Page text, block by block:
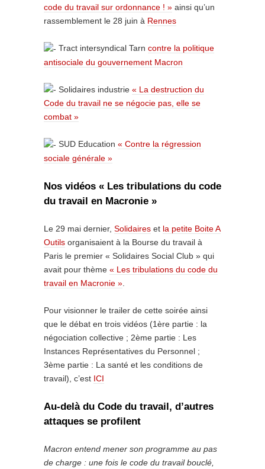
code du travail sur ordonnance ! » ainsi qu’un
rassemblement le 28 juin à Rennes
Tract intersyndical Tarn contre la politique
antisociale du gouvernement Macron
Solidaires industrie « La destruction du
Code du travail ne se négocie pas, elle se
combat »
SUD Education « Contre la régression
sociale générale »
Nos vidéos « Les tribulations du code
du travail en Macronie »
Le 29 mai dernier, Solidaires et la petite Boite A
Outils organisaient à la Bourse du travail à
Paris le premier « Solidaires Social Club » qui
avait pour thème « Les tribulations du code du
travail en Macronie »
Pour visionner le trailer de cette soirée ainsi
que le débat en trois vidéos (1ère partie : la
négociation collective ; 2ème partie : Les
Instances Représentatives du Personnel ;
3ème partie : La santé et les conditions de
travail), c’est ICI
Au-delà du Code du travail, d’autres
attaques se profilent
Macron entend mener son programme au pas
de charge : une fois le code du travail bouclé,